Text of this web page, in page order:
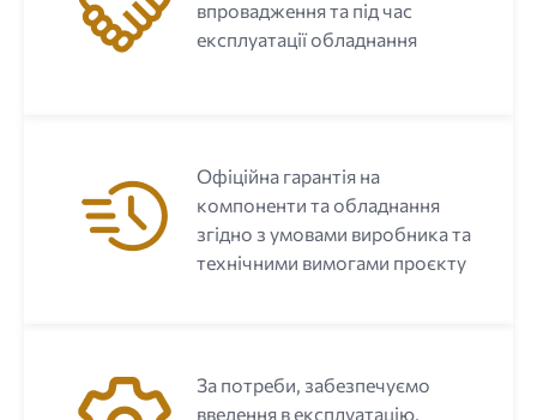
впровадження та під час
експлуатації обладнання
Офіційна гарантія на
компоненти та обладнання
згідно з умовами виробника та
технічними вимогами проєкту
За потреби, забезпечуємо
введення в експлуатацію,